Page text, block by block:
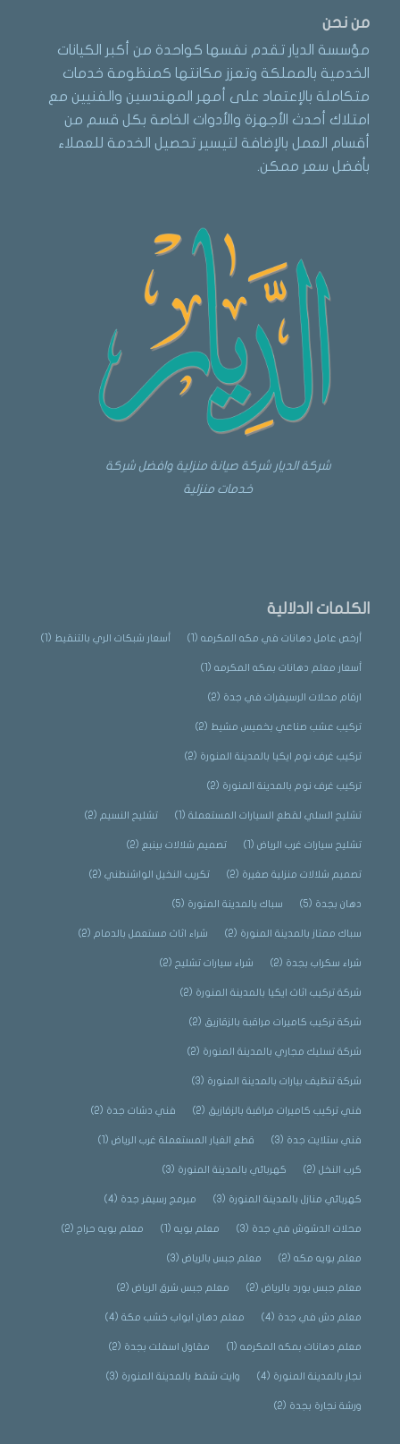
من نحن
مؤسسة الديار تقدم نفسها كواحدة من أكبر الكيانات
الخدمية بالمملكة وتعزز مكانتها كمنظومة خدمات
متكاملة بالإعتماد على أمهر المهندسين والفنيين مع
امتلاك أحدث الأجهزة والأدوات الخاصة بكل قسم من
أقسام العمل بالإضافة لتيسير تحصيل الخدمة للعملاء
بأفضل سعر ممكن.
شركة الديار شركة صيانة منزلية وافضل شركة
خدمات منزلية
الكلمات الدلالية
أرخص عامل دهانات في مكه المكرمه(1) أسعار شبكات الري بالتنقيط (1)
أسعار معلم دهانات بمكه المكرمه(1)
ارقام محلات الرسيفرات في جدة (2)
تركيب عشب صناعي بخميس مشيط (2)
تركيب غرف نوم ايكيا بالمدينة المنورة (2)
تركيب غرف نوم بالمدينة المنورة (2)
تشليح السلي لقطع السيارات المستعملة(1) تشليح النسيم(2)
تشليح سيارات غرب الرياض(1) تصميم شلالات بينبع (2)
تصميم شلالات منزلية صغيرة (2) تكريب النخيل الواشنطني(2)
دهان بجدة (5) سباك بالمدينة المنورة (5)
سباك ممتاز بالمدينة المنورة (2) شراء اثاث مستعمل بالدمام(2)
شراء سكراب بجدة (2) شراء سيارات تشليح (2)
شركة تركيب اثاث ايكيا بالمدينة المنورة (2)
شركة تركيب كاميرات مراقبة بالزقازيق (2)
شركة تسليك مجاري بالمدينة المنورة (2)
شركة تنظيف بيارات بالمدينة المنورة (3)
فني تركيب كاميرات مراقبة بالزقازيق (2) فني دشات جدة (2)
فني ستلايت جدة (3) قطع الغيار المستعملة غرب الرياض(1)
كرب النخل(2) كهربائي بالمدينة المنورة (3)
كهربائي منازل بالمدينة المنورة (3) مبرمج رسيفر جدة (4)
محلات الدشوش في جدة (3) معلم بويه(1) معلم بويه حراج (2)
معلم بويه مكه(2) معلم جبس بالرياض(3)
معلم جبس بورد بالرياض(2) معلم جبس شرق الرياض(2)
معلم دش في جدة (4) معلم دهان ابواب خشب مكة(4)
معلم دهانات بمكه المكرمه(1) مقاول اسفلت بجدة (2)
نجار بالمدينة المنورة (4) وايت شفط بالمدينة المنورة (3)
ورشة نجارة بجدة (2)